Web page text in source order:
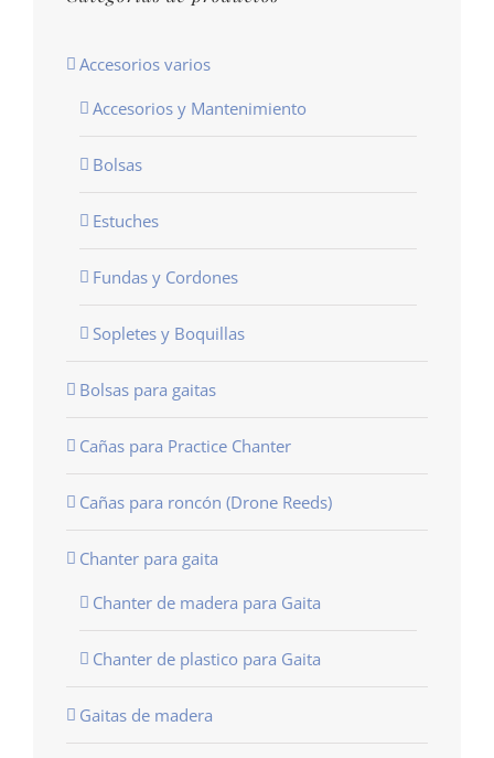
Accesorios varios
Accesorios y Mantenimiento
Bolsas
Estuches
Fundas y Cordones
Sopletes y Boquillas
Bolsas para gaitas
Cañas para Practice Chanter
Cañas para roncón (Drone Reeds)
Chanter para gaita
Chanter de madera para Gaita
Chanter de plastico para Gaita
Gaitas de madera